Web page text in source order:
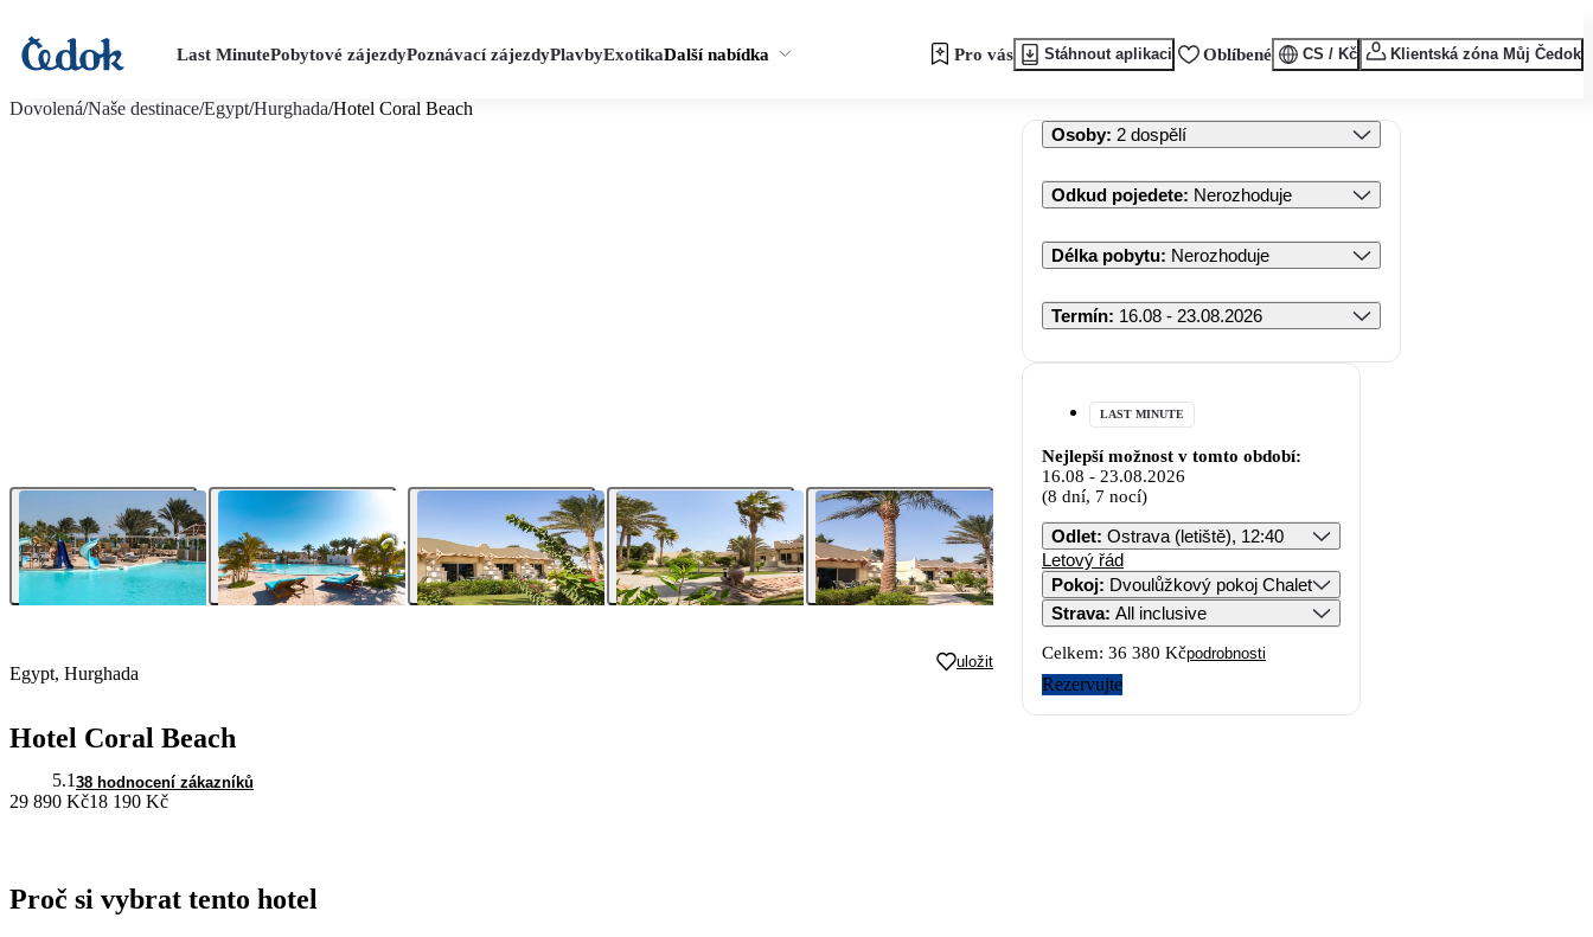
Last MinutePobytové zájezdyPoznávací zájezdyPlavbyExotikaDalší nabídka Pro vás Stáhnout aplikaci Oblíbené CS / Kč Klientská zóna Můj Čedok
Dovolená/Naše destinace/Egypt/Hurghada/Hotel Coral Beach
Egypt, Hurghada
uložit
Hotel Coral Beach
5.1 38 hodnocení zákazníků
29 890 Kč18 190 Kč
Proč si vybrat tento hotel
Osoby: 2 dospělí
Odkud pojedete: Nerozhoduje
Délka pobytu: Nerozhoduje
Termín: 16.08 - 23.08.2026
LAST MINUTE
Nejlepší možnost v tomto období:
16.08 - 23.08.2026
(8 dní, 7 nocí)
Odlet: Ostrava (letiště), 12:40
Letový řád
Pokoj: Dvoulůžkový pokoj Chalet
Strava: All inclusive
Celkem: 36 380 Kčpodrobnosti
Rezervujte